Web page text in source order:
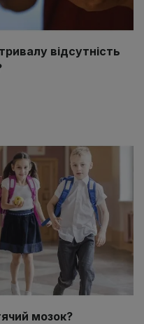
відсутність
мозок?